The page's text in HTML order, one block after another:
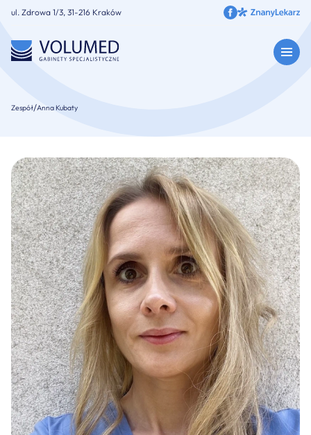
ul. Zdrowa 1/3, 31-216 Kraków
Zespół/Anna Kubaty